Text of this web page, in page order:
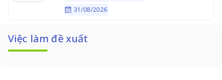
31/08/2026
Việc làm đề xuất